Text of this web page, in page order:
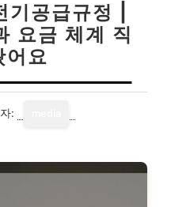
공급규정 |
요금 체계 직
어요
: